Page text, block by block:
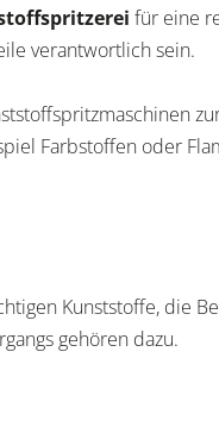
für eine
verantwortlich sein.
Farbstoffen oder
Kunststoffe, die
gehören dazu.